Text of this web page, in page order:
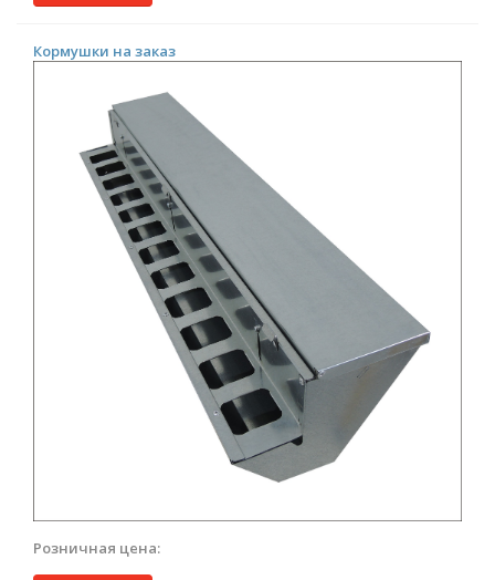
Кормушки на заказ
Розничная цена: